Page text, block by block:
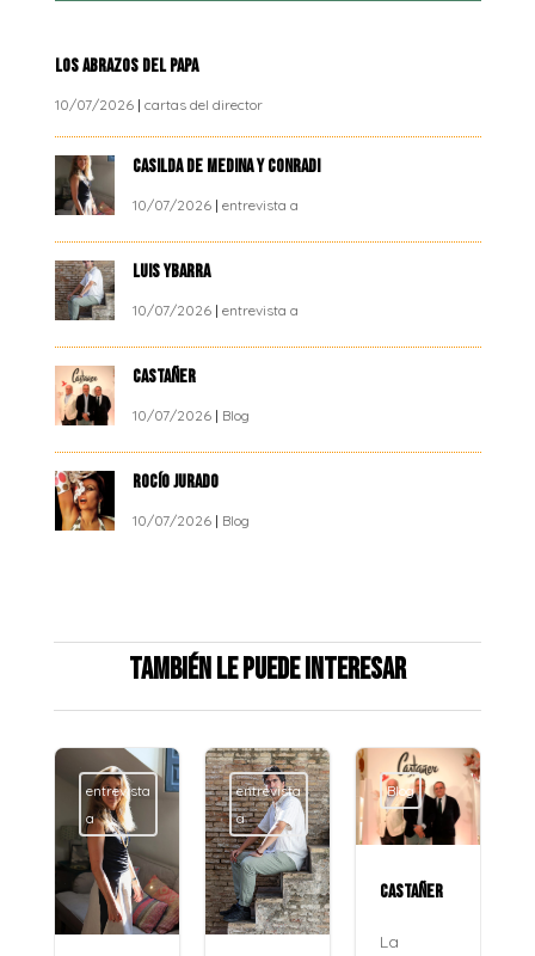
LOS ABRAZOS DEL PAPA
10/07/2026| cartas del director
CASILDA DE MEDINA Y CONRADI
10/07/2026| entrevista a
LUIS YBARRA
10/07/2026| entrevista a
CASTAÑER
10/07/2026| Blog
ROCÍO JURADO
10/07/2026| Blog
También le puede interesar
entrevista
a
entrevista
a
Blog
CASTAÑER
La